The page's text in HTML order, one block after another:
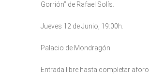
Gorrión” de Rafael Solís.
Jueves 12 de Junio, 19:00h.
Palacio de Mondragón.
Entrada libre hasta completar aforo